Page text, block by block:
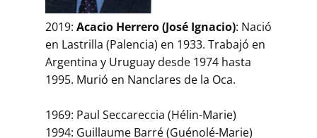
2019: Acacio Herrero (José Ignacio): Nació
en Lastrilla (Palencia) en 1933. Trabajó en
Argentina y Uruguay desde 1974 hasta
1995. Murió en Nanclares de la Oca.
1969: Paul Seccareccia (Hélin-Marie)
1994: Guillaume Barré (Guénolé-Marie)